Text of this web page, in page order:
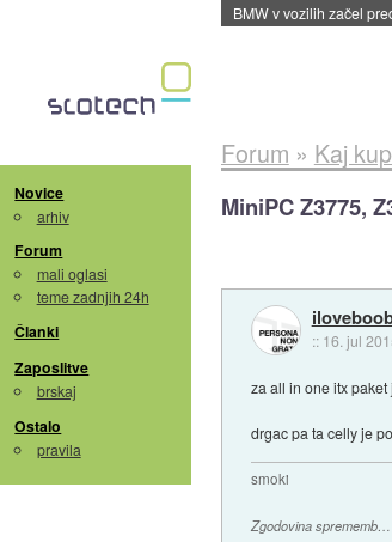
BMW v vozilih začel
Novice
arhiv
Forum
mali oglasi
teme zadnjih 24h
Članki
Zaposlitve
brskaj
Ostalo
pravila
Forum » Kaj
MiniPC Z3775,
:: 16. jul
za all in one itx paket
drgac pa ta celly je
smoki
Zgodovina sprememb…